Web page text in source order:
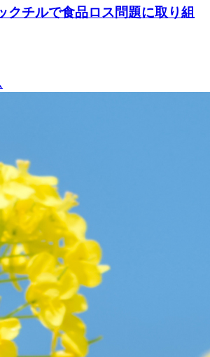
クチルで食品ロス問題に取り組